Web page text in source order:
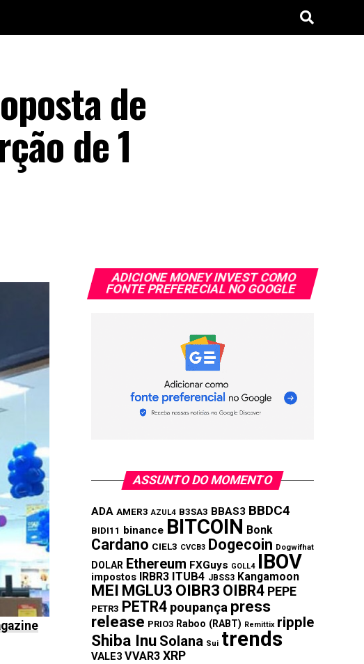
de
de 1
ADICIONE MONEY INVEST COMO
FONTE PREFERECIAL NO GOOGLE
ASSUNTO DO MOMENTO
ADA AMER3 AZUL4 B3SA3 BBAS3 BBDC4
BIDI11 binance BITCOIN Bonk
Cardano CIEL3 CVCB3 Dogecoin Dogwifhat
DOLAR Ethereum FXGuys GOLL4 IBOV
impostos IRBR3 ITUB4 JBSS3 Kangamoon
MEI MGLU3 OIBR3 OIBR4 PEPE
PETR3 PETR4 poupança press
release PRIO3 Raboo (RABT) Remittix ripple
Shiba Inu Solana Sui trends
VALE3 VVAR3 XRP